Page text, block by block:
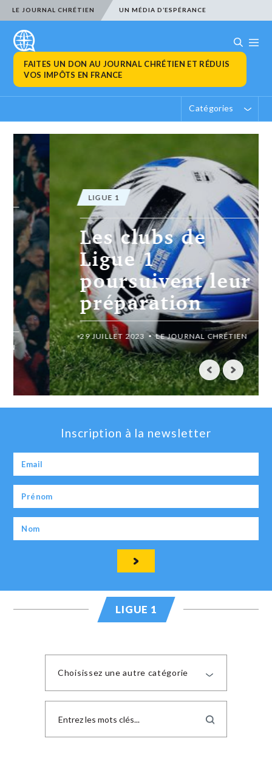
LE JOURNAL CHRÉTIEN UN MÉDIA D’ESPÉRANCE
FAITES UN DON AU JOURNAL CHRÉTIEN ET RÉDUIS
VOS IMPÔTS EN FRANCE
Catégories
LIGUE 1
Les clubs de
Ligue 1
poursuivent leur
préparation
29 JUILLET 2023 LE JOURNAL CHRÉTIEN
Inscription à la newsletter
LIGUE 1
Choisissez une autre catégorie